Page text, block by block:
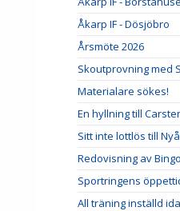
Åkarp IF - Dösjöbro
Årsmöte 2026
Skoutprovning med
Materialare sökes!
En hyllning till
Sitt inte lottlös till
Redovisning av
Sportringens
All träning inställd